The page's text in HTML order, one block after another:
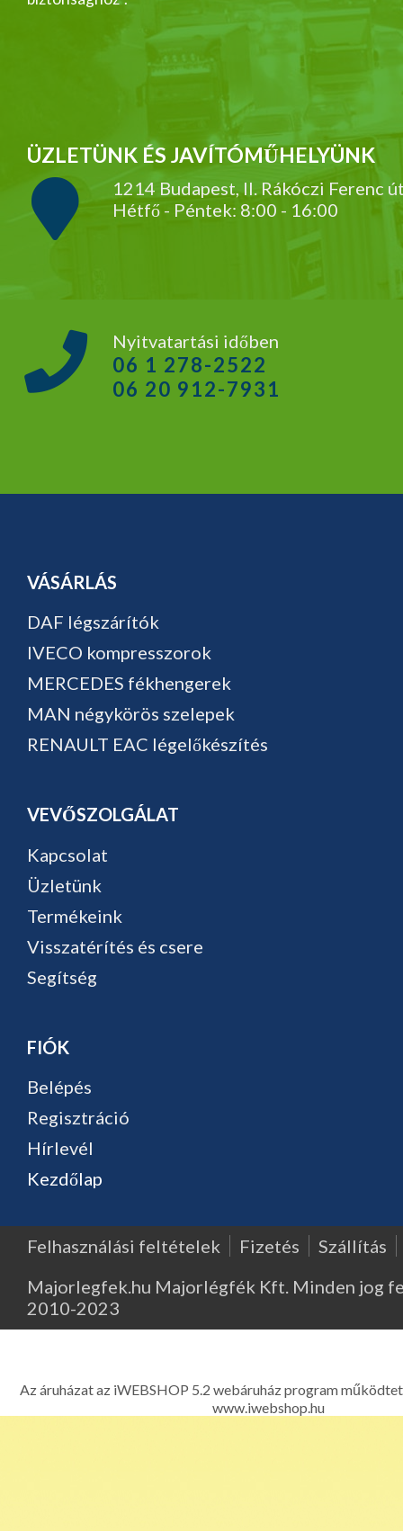
ÜZLETÜNK ÉS JAVÍTÓMŰHELYÜNK
1214 Budapest, II. Rákóczi Ferenc
Hétfő - Péntek: 8:00 - 16:00
Nyitvatartási időben
06 1 278-2522
06 20 912-7931
VÁSÁRLÁS
DAF légszárítók
IVECO kompresszorok
MERCEDES fékhengerek
MAN négykörös szelepek
RENAULT EAC légelőkészítés
VEVŐSZOLGÁLAT
Kapcsolat
Üzletünk
Termékeink
Visszatérítés és csere
Segítség
FIÓK
Belépés
Regisztráció
Hírlevél
Kezdőlap
Felhasználási feltételek Fizetés
Szállítás
Majorlegfek.hu Majorlégfék Kft. Minden jog
2010-2023
Az áruházat az iWEBSHOP 5.2 webáruház program
www.iwebshop.hu